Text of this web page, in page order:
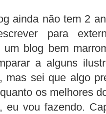
ainda não tem 2
para
um blog bem
a alguns
mas sei que algo
os melhores
eu vou fazendo.